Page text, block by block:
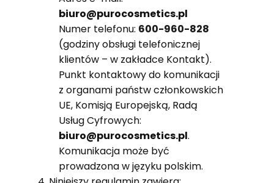
biuro@purocosmetics.pl
Numer telefonu: 600-960-828
(godziny obsługi telefonicznej
klientów – w zakładce Kontakt).
Punkt kontaktowy do komunikacji
z organami państw członkowskich
UE, Komisją Europejską, Radą
Usług Cyfrowych:
biuro@purocosmetics.pl.
Komunikacja może być
prowadzona w języku polskim.